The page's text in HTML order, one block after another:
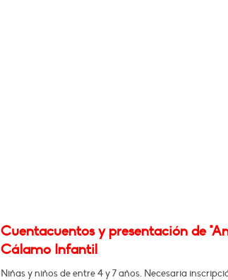
Cuentacuentos y presentación de
Cálamo Infantil
Niñas y niños de entre 4 y 7 años. Necesaria